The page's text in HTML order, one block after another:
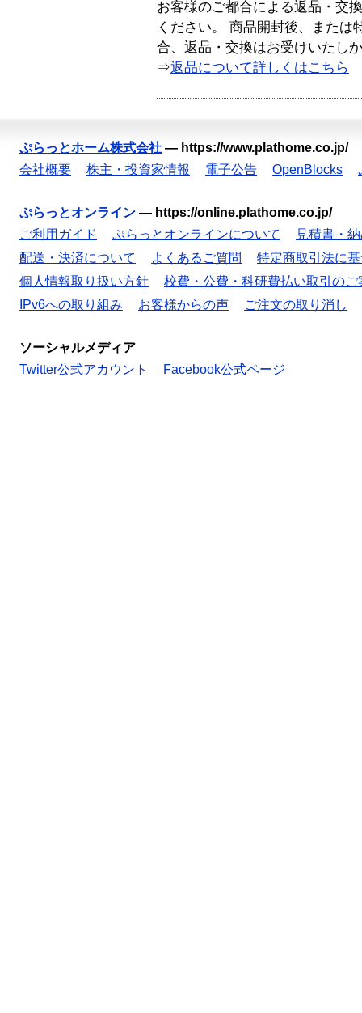
お客様のご都合による返品・交
ください。 商品開封後、または
合、返品・交換はお受けいたし
⇒返品について詳しくはこちら
ぷらっとホーム株式会社 — https://www.plathome.co.jp/
会社概要
株主・投資家情報 電子公告 OpenBlocks
ぷらっとオンライン — https://online.plathome.co.jp/
ご利用ガイド
ぷらっとオンラインについて
見積書・
配送・決済について
よくあるご質問
特定商取引法に
個人情報取り扱い方針
校費・公費・科研費払い取引のご
IPv6への取り組み
お客様からの声 ご注文の取り消し
ソーシャルメディア
Twitter公式アカウント
Facebook公式ページ